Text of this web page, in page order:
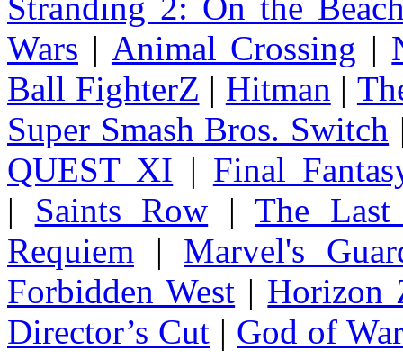
Stranding 2: On the
Wars | Animal Crossing |
Ball FighterZ | Hitman |
Super Smash Bros. Switch
QUEST XI | Final
| Saints Row |The
Requiem | Marvel's
Forbidden West | Horizon
Director’s Cut | God of